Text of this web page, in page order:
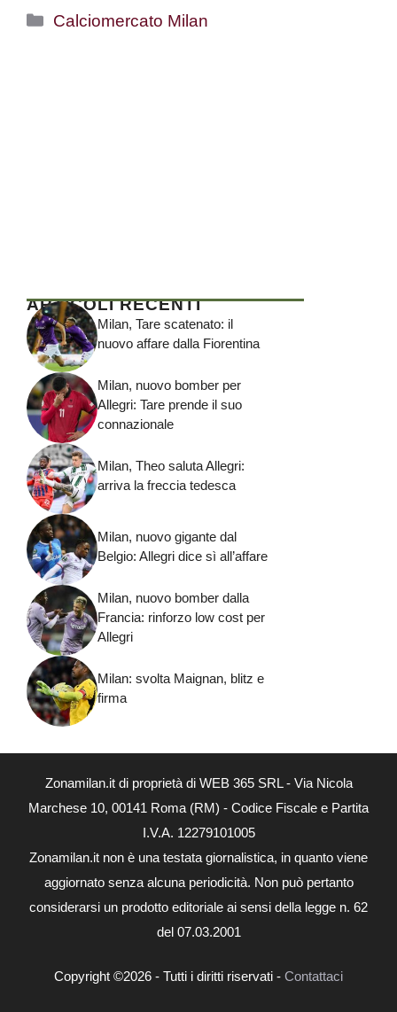
Categorie
Calciomercato Milan
ARTICOLI RECENTI
Milan, Tare scatenato: il
nuovo affare dalla Fiorentina
Milan, nuovo bomber per
Allegri: Tare prende il suo
connazionale
Milan, Theo saluta Allegri:
arriva la freccia tedesca
Milan, nuovo gigante dal
Belgio: Allegri dice sì all’affare
Milan, nuovo bomber dalla
Francia: rinforzo low cost per
Allegri
Milan: svolta Maignan, blitz e
firma
Zonamilan.it di proprietà di WEB 365 SRL - Via Nicola
Marchese 10, 00141 Roma (RM) - Codice Fiscale e Partita
I.V.A. 12279101005
Zonamilan.it non è una testata giornalistica, in quanto viene
aggiornato senza alcuna periodicità. Non può pertanto
considerarsi un prodotto editoriale ai sensi della legge n. 62
del 07.03.2001
Copyright ©2026 - Tutti i diritti riservati - Contattaci